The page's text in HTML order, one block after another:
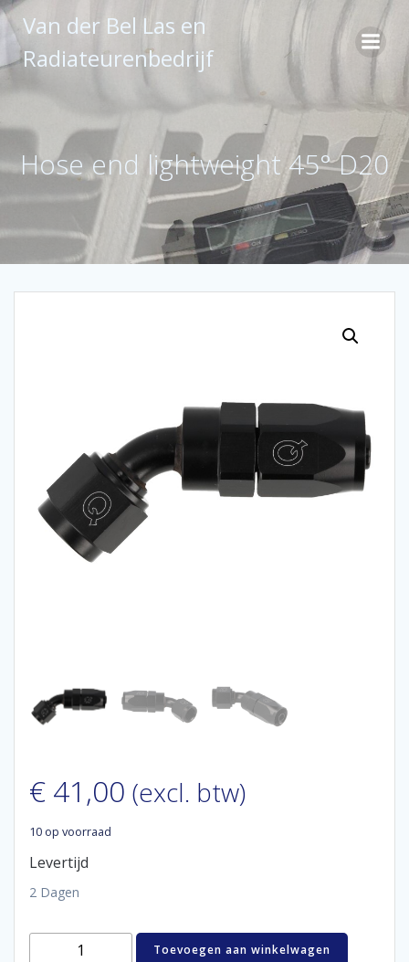
Ga
naar
inhoud
Van der Bel Las en
Radiateurenbedrijf
Hose end lightweight 45° D20
€ 41,00 (excl. btw)
10 op voorraad
Levertijd
2 Dagen
Hose
Toevoegen aan winkelwagen